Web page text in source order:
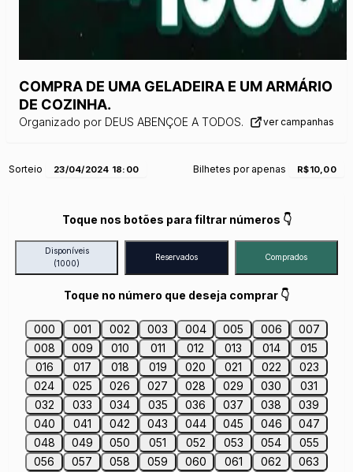
COMPRA DE UMA GELADEIRA E UM ARMÁRIO
DE COZINHA.
Organizado por DEUS ABENÇOE A TODOS. ver campanhas
Sorteio 23/04/2024 18:00 Bilhetes por apenas R$10,00
Toque nos botões para filtrar números 👇
Disponíveis
(1000)
Reservados Comprados
Toque no número que deseja comprar 👇
000 001 002 003 004 005 006
007
008
009 010 011 012 013 014
015
016
017 018 019 020 021 022
023
024
025 026 027 028 029 030
031
032
033 034 035 036 037 038
039
040
041 042 043 044 045 046
047
048
049 050 051 052 053 054
055
056
057 058 059 060 061 062
063